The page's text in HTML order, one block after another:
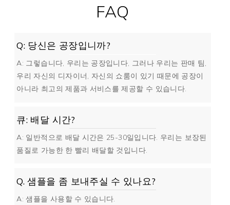
FAQ
Q: 당신은 공장입니까?
A: 그렇습니다, 우리는 공장입니다, 그러나 우리는 판매 팀,
우리 자신의 디자이너, 자신의 쇼룸이 있기 때문에 공장이
아니라 최고의 제품과 서비스를 제공할 수 있습니다.
큐: 배달 시간?
A: 일반적으로 배달 시간은 25-30일입니다. 우리는 보장된
품질로 가능한 한 빨리 배달할 것입니다.
Q. 샘플을 좀 보내주실 수 있나요?
A: 샘플을 사용할 수 있습니다.